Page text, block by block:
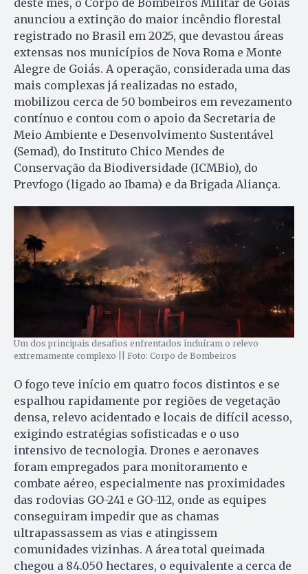
deste mês, o Corpo de Bombeiros Militar de Goiás
anunciou a extinção do maior incêndio florestal
registrado no Brasil em 2025, que devastou áreas
extensas nos municípios de Nova Roma e Monte
Alegre de Goiás. A operação, considerada uma das
mais complexas já realizadas no estado,
mobilizou cerca de 50 bombeiros em revezamento
contínuo e contou com o apoio da Secretaria de
Meio Ambiente e Desenvolvimento Sustentável
(Semad), do Instituto Chico Mendes de
Conservação da Biodiversidade (ICMBio), do
Prevfogo (ligado ao Ibama) e da Brigada Aliança.
Um dos principais desafios enfrentados incluíram o relevo
extremamente complexo || Foto: Corpo de Bombeiros
O fogo teve início em quatro focos distintos e se
espalhou rapidamente por regiões de vegetação
densa, relevo acidentado e locais de difícil acesso,
exigindo estratégias sofisticadas e o uso
intensivo de tecnologia. Drones e aeronaves
foram empregados para monitoramento e
combate aéreo, especialmente nas proximidades
das rodovias GO-241 e GO-112, onde as equipes
conseguiram impedir que as chamas
ultrapassassem as vias e atingissem
comunidades vizinhas. A área total queimada
chegou a 84.050 hectares, o equivalente a cerca de